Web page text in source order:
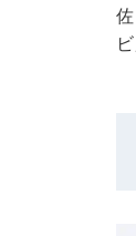
ビ